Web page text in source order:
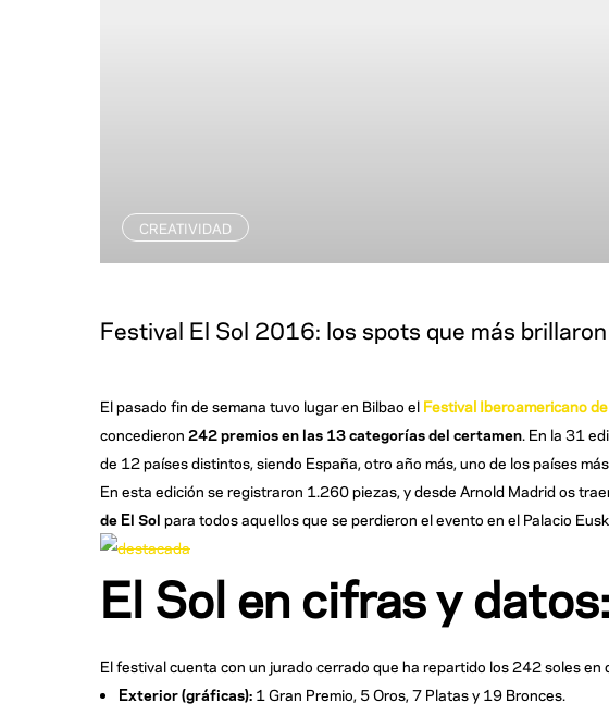
CREATIVIDAD
Festival El Sol 2016: los spots que más
El pasado fin de semana tuvo lugar en Bilbao el Festival Iberoamericano
concedieron 242 premios en las 13 categorías del certamen. En la 31
de 12 países distintos, siendo España, otro año más, uno de los países
En esta edición se registraron 1.260 piezas, y desde Arnold Madrid os
de El Sol para todos aquellos que se perdieron el evento en el Palacio
El Sol en cifras y datos:
El festival cuenta con un jurado cerrado que ha repartido los 242 soles
Exterior (gráficas):1 Gran Premio, 5 Oros, 7 Platas y 19 Bronces.